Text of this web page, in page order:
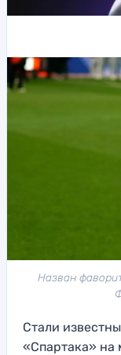
Назван
Стали
«Спартака» на